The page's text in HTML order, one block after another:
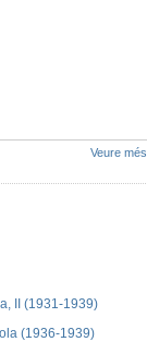
Veure més
II (1931-1939)
(1936-1939)